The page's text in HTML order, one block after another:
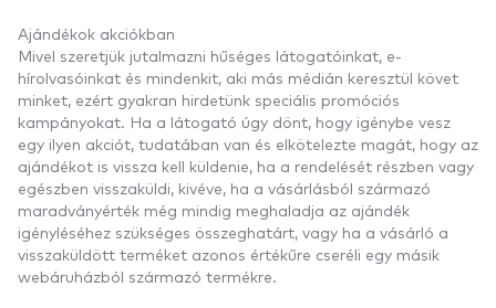
Ajándékok akciókban
Mivel szeretjük jutalmazni hűséges látogatóinkat, e-
hírolvasóinkat és mindenkit, aki más médián keresztül követ
minket, ezért gyakran hirdetünk speciális promóciós
kampányokat. Ha a látogató úgy dönt, hogy igénybe vesz
egy ilyen akciót, tudatában van és elkötelezte magát, hogy az
ajándékot is vissza kell küldenie, ha a rendelését részben vagy
egészben visszaküldi, kivéve, ha a vásárlásból származó
maradványérték még mindig meghaladja az ajándék
igényléséhez szükséges összeghatárt, vagy ha a vásárló a
visszaküldött terméket azonos értékűre cseréli egy másik
webáruházból származó termékre.